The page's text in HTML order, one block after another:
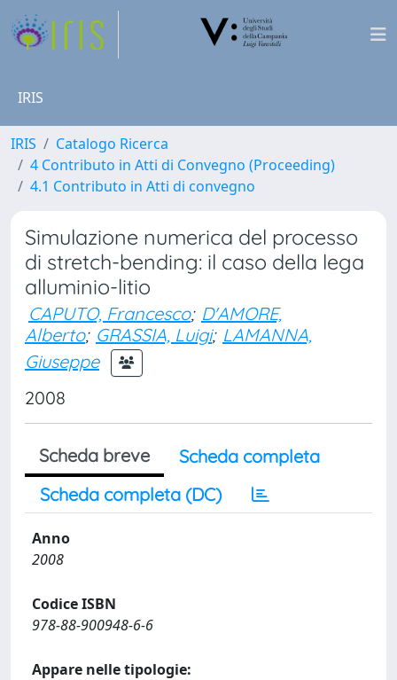
IRIS
IRIS
Catalogo Ricerca
4 Contributo in Atti di Convegno (Proceeding)
4.1 Contributo in Atti di convegno
Simulazione numerica del processo
di stretch-bending: il caso della lega
alluminio-litio
CAPUTO, Francesco; D'AMORE,
Alberto; GRASSIA, Luigi; LAMANNA,
Giuseppe
2008
Scheda breve
Scheda completa
Scheda completa (DC)
Anno
2008
Codice ISBN
978-88-900948-6-6
Appare nelle tipologie: